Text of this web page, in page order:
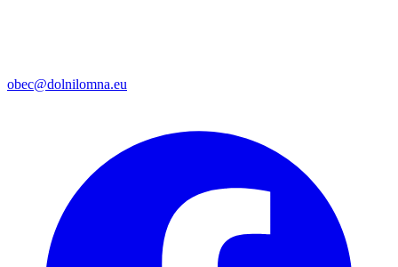
obec@dolnilomna.eu